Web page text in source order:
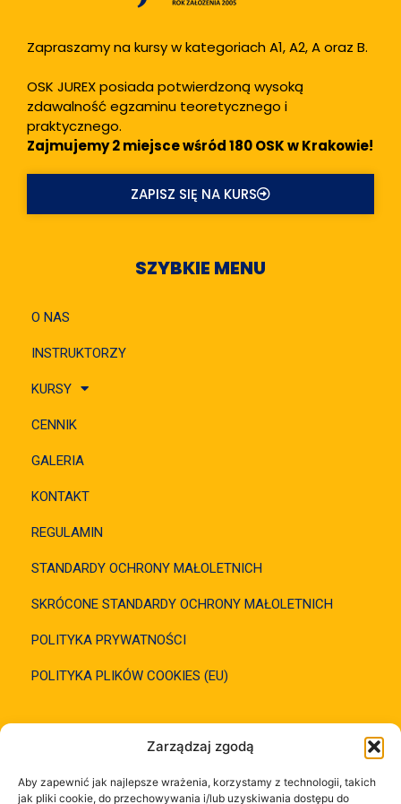
Zarządzaj zgodą
Aby zapewnić jak najlepsze wrażenia, korzystamy z technologii, takich
jak pliki cookie, do przechowywania i/lub uzyskiwania dostępu do
Zapraszamy na kursy w kategoriach A1, A2, A oraz B.
OSK JUREX posiada potwierdzoną wysoką
zdawalność egzaminu teoretycznego i
praktycznego.
Zajmujemy 2 miejsce wśród 180 OSK w Krakowie!
ZAPISZ SIĘ NA KURS
SZYBKIE MENU
O NAS
INSTRUKTORZY
KURSY
CENNIK
GALERIA
KONTAKT
REGULAMIN
STANDARDY OCHRONY MAŁOLETNICH
SKRÓCONE STANDARDY OCHRONY MAŁOLETNICH
POLITYKA PRYWATNOŚCI
POLITYKA PLIKÓW COOKIES (EU)
SZYBKI KONTAKT
695 124 222 Ewa